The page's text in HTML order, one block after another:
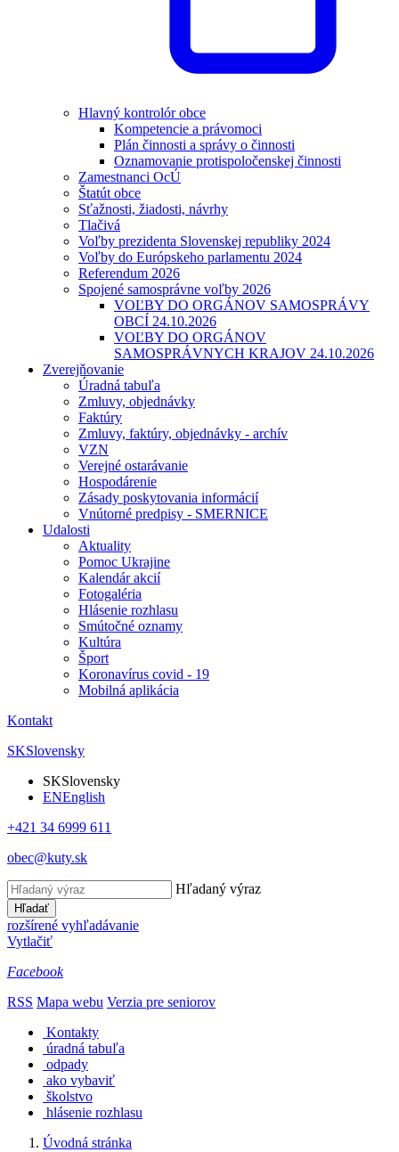
Hlavný kontrolór obce
Kompetencie a právomoci
Plán činnosti a správy o činnosti
Oznamovanie protispoločenskej činnosti
Zamestnanci OcÚ
Štatút obce
Sťažnosti, žiadosti, návrhy
Tlačivá
Voľby prezidenta Slovenskej republiky 2024
Voľby do Európskeho parlamentu 2024
Referendum 2026
Spojené samosprávne voľby 2026
VOĽBY DO ORGÁNOV SAMOSPRÁVY
OBCÍ 24.10.2026
VOĽBY DO ORGÁNOV
SAMOSPRÁVNYCH KRAJOV 24.10.2026
Zverejňovanie
Úradná tabuľa
Zmluvy, objednávky
Faktúry
Zmluvy, faktúry, objednávky - archív
VZN
Verejné ostarávanie
Hospodárenie
Zásady poskytovania informácií
Vnútorné predpisy - SMERNICE
Udalosti
Aktuality
Pomoc Ukrajine
Kalendár akcií
Fotogaléria
Hlásenie rozhlasu
Smútočné oznamy
Kultúra
Šport
Koronavírus covid - 19
Mobilná aplikácia
Kontakt
SKSlovensky
SKSlovensky
ENEnglish
+421 34 6999 611
obec@kuty.sk
Hľadaný výraz
Hľadať
rozšírené vyhľadávanie
Vytlačiť
Facebook
RSS Mapa webu Verzia pre seniorov
Kontakty
úradná tabuľa
odpady
ako vybaviť
školstvo
hlásenie rozhlasu
Úvodná stránka